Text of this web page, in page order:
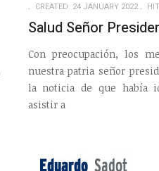
CREATED: 24 JANUARY 2022
Salud Señor
Con preocupación, los
nuestra patria señor
la noticia de que había
asistir a